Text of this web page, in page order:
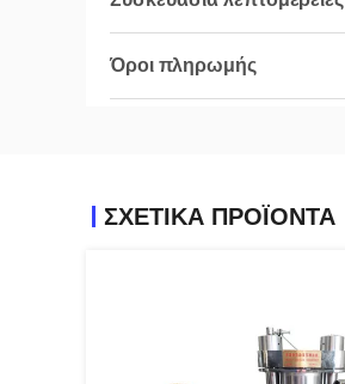
Όροι πληρωμής
ΣΧΕΤΙΚΑ ΠΡΟΪΟΝΤΑ